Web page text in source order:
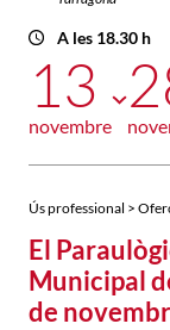
A les 18.30 h
13
novembre
Ús professional >
El
Municipal
de